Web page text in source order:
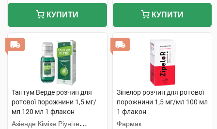
КУПИТИ КУПИТИ
Тантум Верде розчин для
ротової порожнини 1,5 мг/
мл 120 мл 1 флакон
Азіенде Кіміке Ріуніте
Зіпелор розчин для ротової
порожнини 1,5 мг/мл 100 мл
1 флакон
Фармак